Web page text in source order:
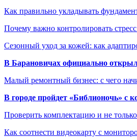
Как правильно укладывать
Почему важно контролировать
Сезонный уход за кожей: как
В Барановичах официально
Малый ремонтный бизнес: с чего
В городе пройдет «Библионочь» с
Проверить комплектацию и не
Как соотнести видеокарту с